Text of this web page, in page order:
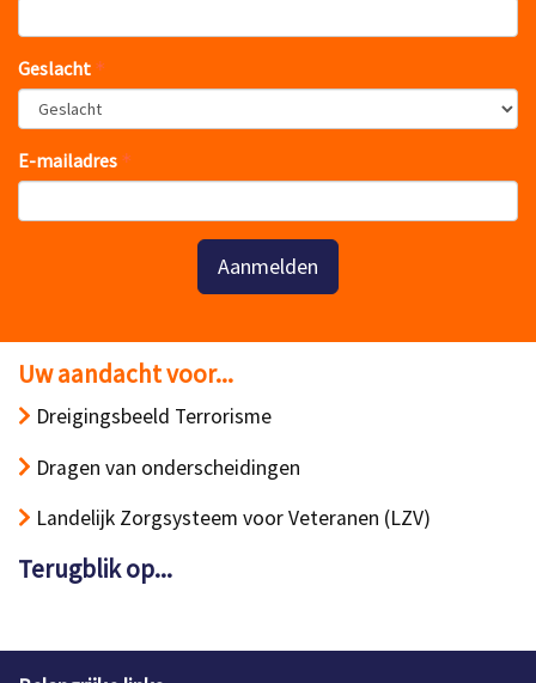
Geslacht
E-mailadres
Aanmelden
Uw aandacht voor...
Dreigingsbeeld Terrorisme
Dragen van onderscheidingen
Landelijk Zorgsysteem voor Veteranen (LZV)
Terugblik op...